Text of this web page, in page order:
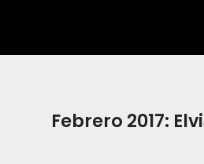
Febrero 2017: